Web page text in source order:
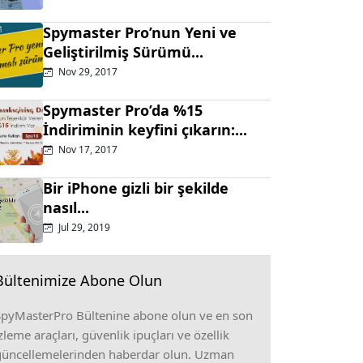
Spymaster Pro’nun Yeni ve
Geliştirilmiş Sürümü...
Nov 29, 2017
Spymaster Pro’da %15
İndiriminin keyfini çıkarın:...
Nov 17, 2017
Bir iPhone gizli bir şekilde
nasıl...
Jul 29, 2019
Abone Olun
Bültenine abone olun ve en son
araçları, güvenlik ipuçları ve özellik
haberdar olun. Uzman